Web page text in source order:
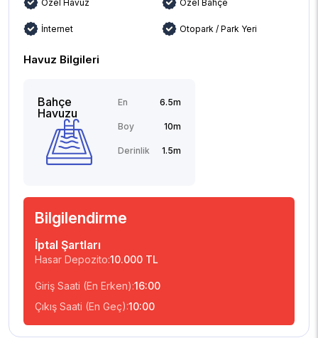
Özel Havuz Özel Bahçe
İnternet Otopark / Park Yeri
Havuz Bilgileri
Bahçe
Havuzu
En 6.5m
Boy 10m
Derinlik 1.5m
Bilgilendirme
İptal Şartları
Hasar Depozito:10.000 TL
Giriş Saati (En Erken):16:00
Çıkış Saati (En Geç):10:00